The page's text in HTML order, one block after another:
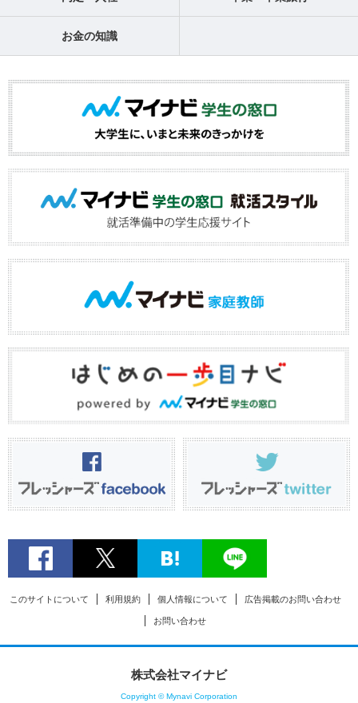
お金の知識
このサイトについて 利用規約 個人情報について 広告掲載のお問い合わせ
お問い合わせ
株式会社マイナビ
Copyright © Mynavi Corporation